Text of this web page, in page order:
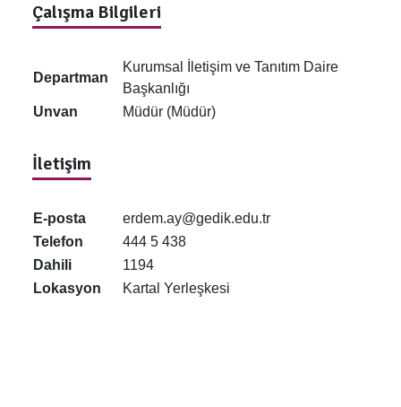
Çalışma Bilgileri
Departman
Kurumsal İletişim ve Tanıtım Daire
Başkanlığı
Unvan
Müdür (Müdür)
İletişim
E-posta
erdem.ay@gedik.edu.tr
Telefon
444 5 438
Dahili
1194
Lokasyon
Kartal Yerleşkesi